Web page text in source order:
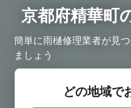
京都府精華町
簡単に雨樋修理業者が見
ましょう
どの地域で